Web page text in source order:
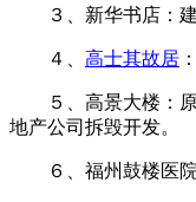
３、新华书店：建
４、 高士其故居
５、高景大楼：
地产公司拆毁开发。
６、福州鼓楼医院